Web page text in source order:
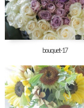
bouquet-17